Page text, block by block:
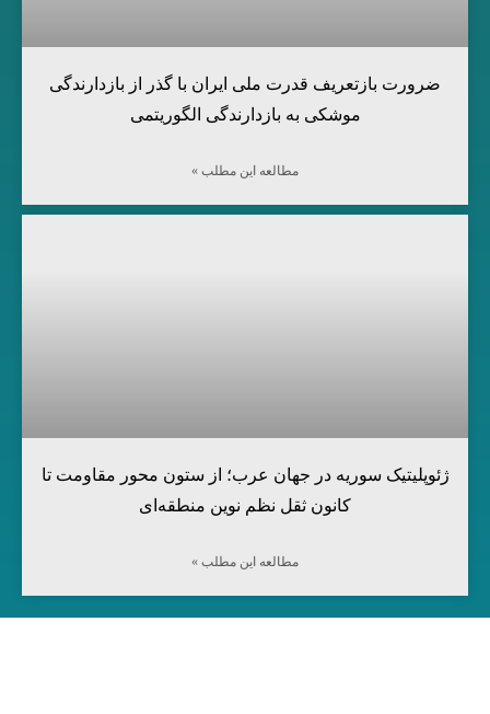
ضرورت بازتعریف قدرت ملی ایران با گذر از بازدارندگی
موشکی به بازدارندگی الگوریتمی
مطالعه این مطلب »
ژئوپلیتیک سوریه در جهان عرب؛ از ستون محور مقاومت تا
کانون ثقل نظم نوین منطقه‌ای
مطالعه این مطلب »